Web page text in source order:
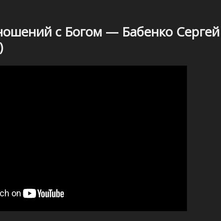
с Богом — Бабенко Сергей